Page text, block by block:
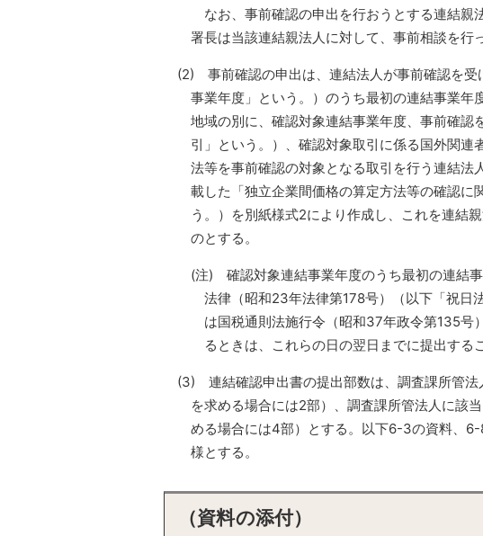
なお、事前確認の申出を行おうとする連結親
署長は当該連結親法人に対して、事前相談を行
(2) 事前確認の申出は、連結法人が事前確認を受
事業年度」という。）のうち最初の連結事業
地域の別に、確認対象連結事業年度、事前確認
引」という。）、確認対象取引に係る国外関
法等を事前確認の対象となる取引を行う連結
載した「独立企業間価格の算定方法等の確認
う。）を別紙様式2により作成し、これを連結
のとする。
(注) 確認対象連結事業年度のうち最初の連結
法律（昭和23年法律第178号）（以下「祝日
は国税通則法施行令（昭和37年政令第135号
るときは、これらの日の翌日までに提出する
(3) 連結確認申出書の提出部数は、調査課所管法
を求める場合には2部）、調査課所管法人に該
める場合には4部）とする。以下6-3の資料、
様とする。
（資料の添付）